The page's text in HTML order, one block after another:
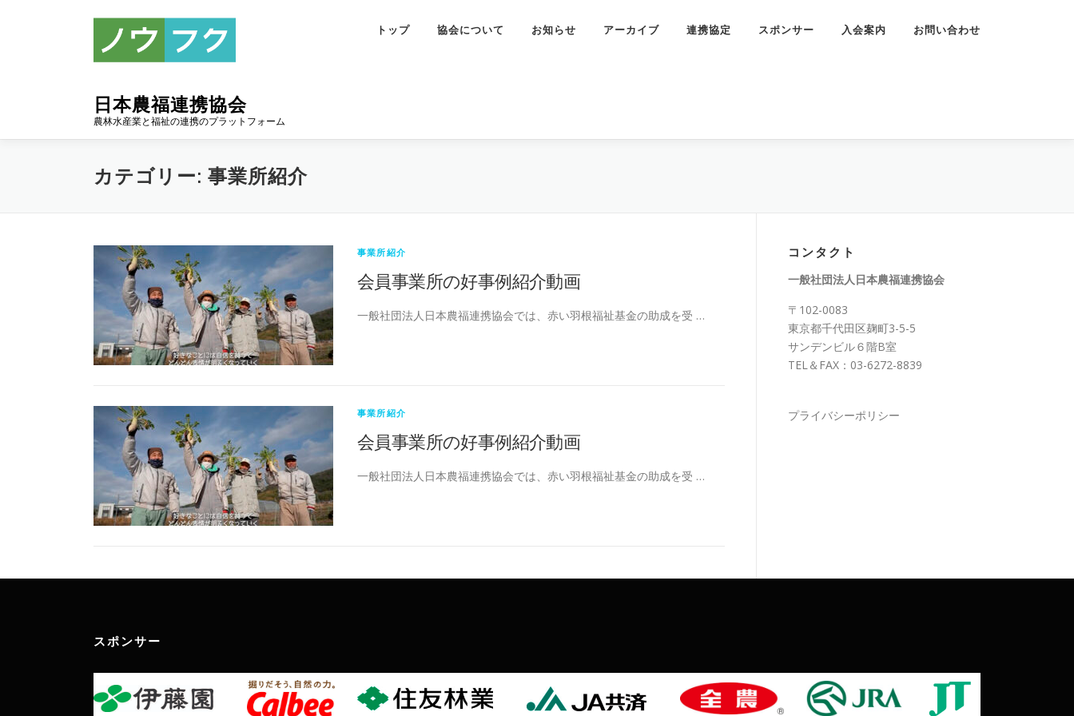
キ
日本農福連携協会
農林水産業と福祉の連携のプラットフォーム
トップ 協会について お知らせ アーカイブ 連携協定 スポンサー 入会案内 お問い合わせ
カテゴリー: 事業所紹介
事業所紹介
会員事業所の好事例紹介動画
一般社団法人日本農福連携協会では、赤い羽根福祉基金の助成を受 …
事業所紹介
会員事業所の好事例紹介動画
一般社団法人日本農福連携協会では、赤い羽根福祉基金の助成を受 …
コンタクト
一般社団法人日本農福連携協会
〒102-0083
東京都千代田区麹町3-5-5
サンデンビル６階B室
TEL＆FAX：03-6272-8839
プライバシーポリシー
スポンサー